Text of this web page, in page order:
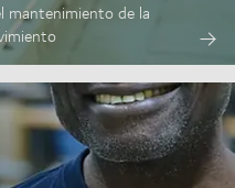
mantenimiento de la